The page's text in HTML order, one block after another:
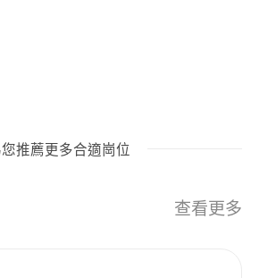
推薦更多合適崗位
查看更多